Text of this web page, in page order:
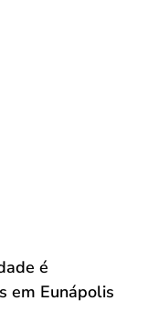
é
em Eunápolis